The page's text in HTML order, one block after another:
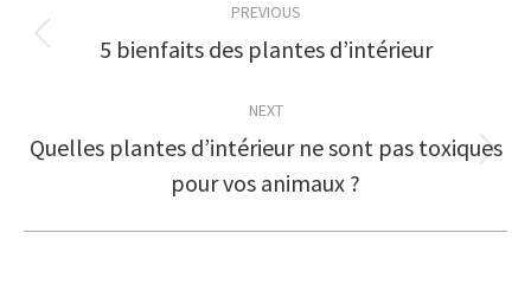
navigation
PREVIOUS
Previous
5 bienfaits des plantes d’intérieur
NEXT
Next
post:
Quelles plantes d’intérieur ne sont pas toxiques
pour vos animaux ?